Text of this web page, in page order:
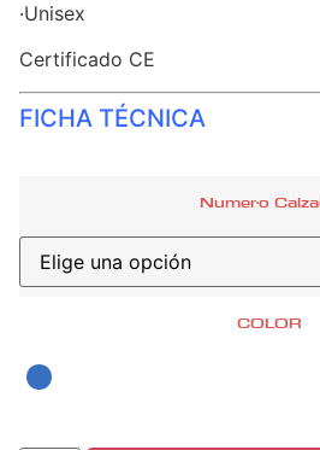
·Unisex
Certificado CE
FICHA TÉCNICA
Numero
COLOR